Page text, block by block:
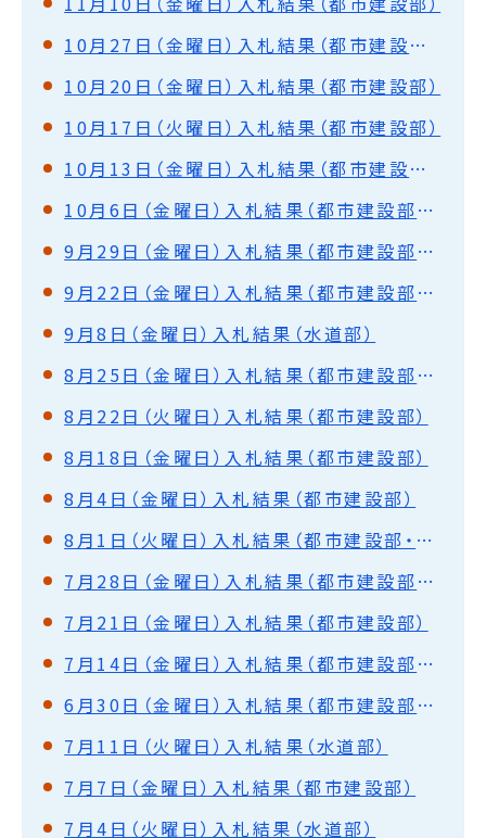
10月27日（金曜日）入札結果（都市建設部・水道部）
10月20日（金曜日）入札結果（都市建設部）
10月17日（火曜日）入札結果（都市建設部）
10月13日（金曜日）入札結果（都市建設部・水道部）
10月6日（金曜日）入札結果（都市建設部・水道部）
9月29日（金曜日）入札結果（都市建設部・水道部）
9月22日（金曜日）入札結果（都市建設部・水道部）
9月8日（金曜日）入札結果（水道部）
8月25日（金曜日）入札結果（都市建設部・水道部）
8月22日（火曜日）入札結果（都市建設部）
8月18日（金曜日）入札結果（都市建設部）
8月4日（金曜日）入札結果（都市建設部）
8月1日（火曜日）入札結果（都市建設部・水道部）
7月28日（金曜日）入札結果（都市建設部・水道部）
7月21日（金曜日）入札結果（都市建設部）
7月14日（金曜日）入札結果（都市建設部・水道部）
6月30日（金曜日）入札結果（都市建設部・水道部）
7月11日（火曜日）入札結果（水道部）
7月7日（金曜日）入札結果（都市建設部）
7月4日（火曜日）入札結果（水道部）